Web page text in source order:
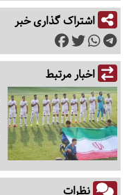
اشتراک گذاری خبر
اخبار مرتبط
نظرات